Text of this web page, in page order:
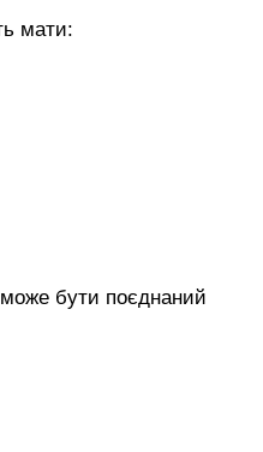
мати:
бути поєднаний